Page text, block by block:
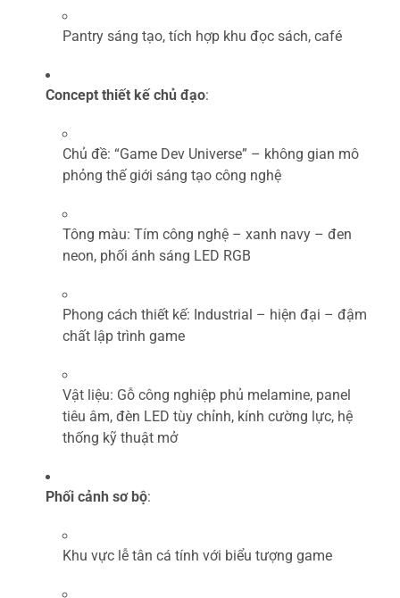
Pantry sáng tạo, tích hợp khu đọc sách, café
Concept thiết kế chủ đạo:
Chủ đề: “Game Dev Universe” – không gian mô
phỏng thế giới sáng tạo công nghệ
Tông màu: Tím công nghệ – xanh navy – đen
neon, phối ánh sáng LED RGB
Phong cách thiết kế: Industrial – hiện đại – đậm
chất lập trình game
Vật liệu: Gỗ công nghiệp phủ melamine, panel
tiêu âm, đèn LED tùy chỉnh, kính cường lực, hệ
thống kỹ thuật mở
Phối cảnh sơ bộ:
Khu vực lễ tân cá tính với biểu tượng game